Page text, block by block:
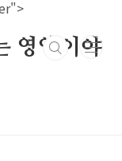
영양이야